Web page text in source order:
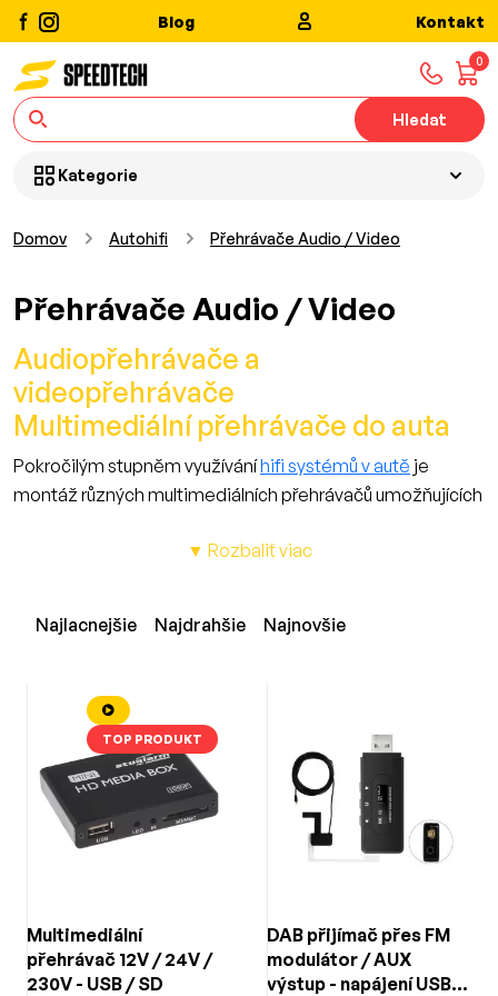
Blog Kontakt
0
Hledat
Kategorie
Domov Autohifi Přehrávače Audio / Video
Přehrávače Audio / Video
Audiopřehrávače a
videopřehrávače
Multimediální přehrávače do auta
Pokročilým stupněm využíváníhifi systémů v autě je
montáž různých multimediálních přehrávačů umožňujících
Pasažéři v autobusech, ale i osobních dodávkách či
delších cestách na dovolené.
Napájecí příslušenství, kabeláž,
dálkové ovládání
Kromě samotných multimediálních přehrávačů se
systémem Android máme samozřejmě v nabídce
modely se čtečkou SD karet a klasických DVD disků či
USB vstupem.
Objednat si můžete také kompletní
▼ Rozbaliť viac
Najlacnejšie Najdrahšie Najnovšie
TOP PRODUKT
Multimediální
přehrávač 12V / 24V /
230V - USB / SD
DAB přijímač přes FM
modulátor / AUX
výstup - napájení USB-